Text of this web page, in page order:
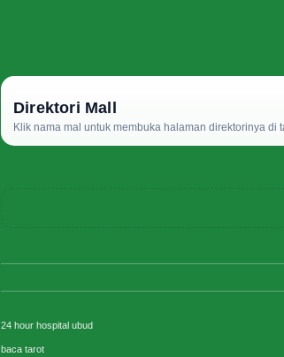
Direktori Mall
Klik nama mal untuk membuka halaman direktorinya di
24 hour hospital ubud
baca tarot